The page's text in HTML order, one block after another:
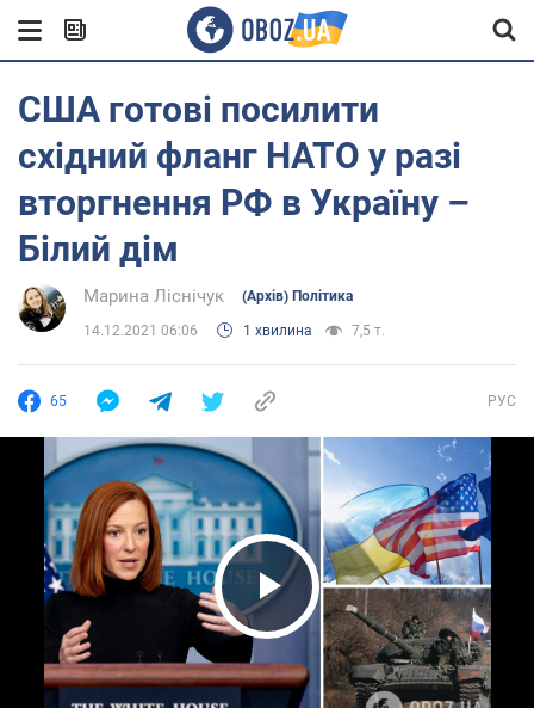
США готові посилити
східний фланг НАТО у разі
вторгнення РФ в Україну –
Білий дім
Марина Ліснічук (Архів) Політика
14.12.2021 06:06 1 хвилина 7,5 т.
65 РУС
Play Video